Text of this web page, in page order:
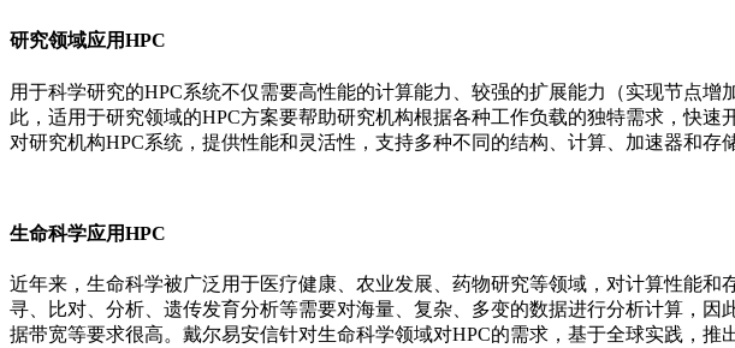
研究领域应用HPC
用于科学研究的HPC系统不仅需要高性能的计算能力、较强的扩展能力（实现节点
此，适用于研究领域的HPC方案要帮助研究机构根据各种工作负载的独特需求，快
对研究机构HPC系统，提供性能和灵活性，支持多种不同的结构、计算、加速器和存
生命科学应用HPC
近年来，生命科学被广泛用于医疗健康、农业发展、药物研究等领域，对计算性能
寻、比对、分析、遗传发育分析等需要对海量、复杂、多变的数据进行分析计算，
据带宽等要求很高。戴尔易安信针对生命科学领域对HPC的需求，基于全球实践，